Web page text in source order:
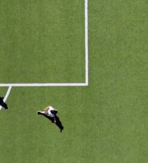
Clubs
2026